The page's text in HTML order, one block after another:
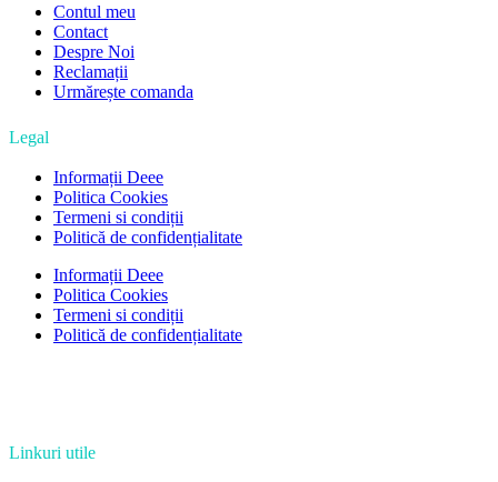
Contul meu
Contact
Despre Noi
Reclamații
Urmărește comanda
Legal
Informații Deee
Politica Cookies
Termeni si condiții
Politică de confidențialitate
Informații Deee
Politica Cookies
Termeni si condiții
Politică de confidențialitate
Linkuri utile